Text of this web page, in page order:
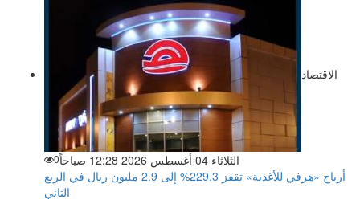
الاقتصاد
الثلاثاء 04 أغسطس 2026 12:28 صباحاً 0
أرباح «هرفي للأغذية» تقفز 229.3% إلى 2.9 مليون ريال في الربع
الثاني